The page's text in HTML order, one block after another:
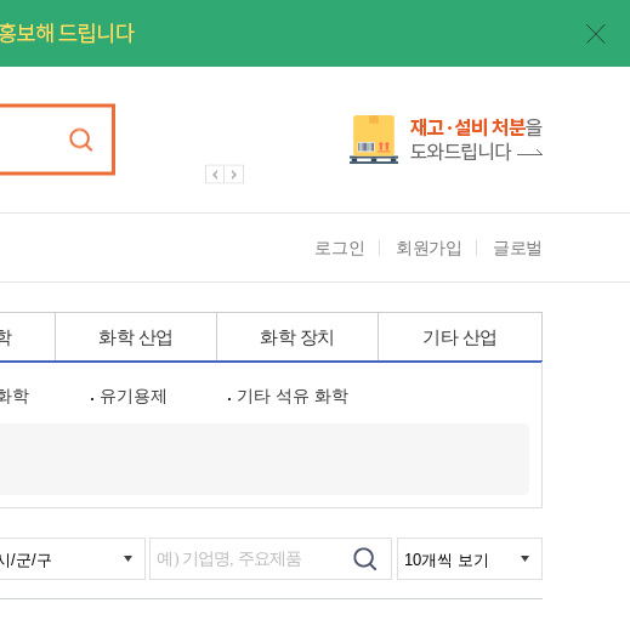
로그인 회원가입 글로벌
화학 산업 화학 장치 기타 산업
학 유기용제 기타 석유 화학